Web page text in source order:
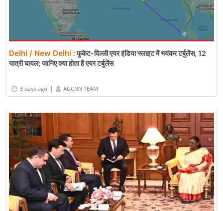
Delhi / New Delhi :फुकेट-दिल्ली एयर इंडिया फ्लाइट में भयंकर टर्बुलेंस, 12
यात्री घायल; जानिए क्या होता है एयर टर्बुलेंस
3 days ago | AGCNN TEAM